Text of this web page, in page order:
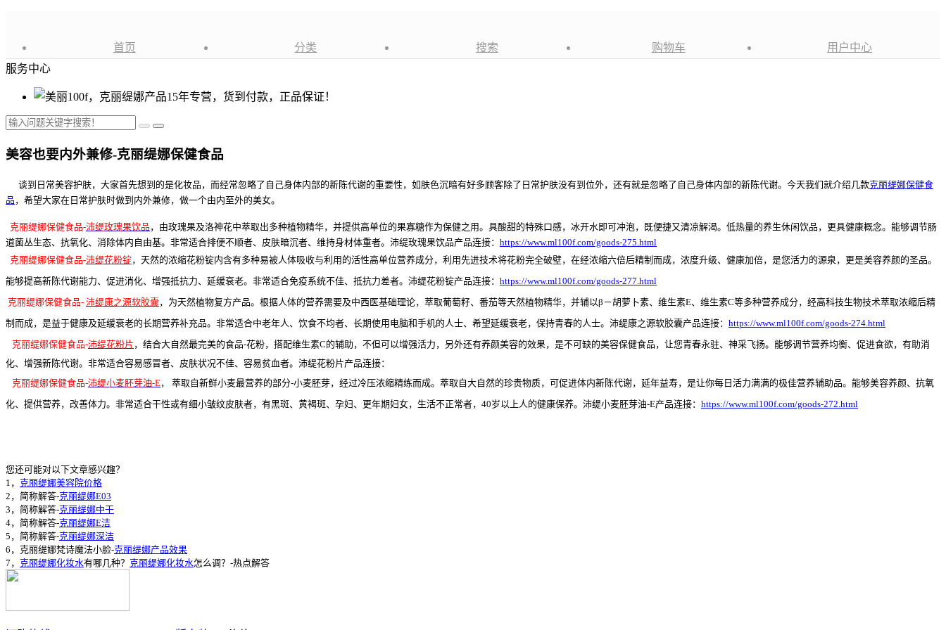
首页 分类 搜索 购物车
用户中心
服务中心
美容也要内外兼修-克丽缇娜保健食品
谈到日常美容护肤，大家首先想到的是化妆品，而经常忽略了自己身体内部的新陈代谢的重要性，如肤色沉暗有好多顾客除了日常护肤没有到位外，还有就是忽略了自己身体内部的新陈代谢。今天我们就介绍几款克丽缇娜保健食
品 ，希望大家在日常护肤时做到内外兼修，做一个由内至外的美女。
克丽缇娜保健食品-沛缇玫瑰果饮品 ， 由玫瑰果及洛神花中萃取出多种植物精华，并提供高单位的果寡糖作为保健之用。具酸甜的特殊口感，冰开水即可冲泡，既便捷又清凉解渴。低热量的养生休闲饮品，更具健康概念。能够调节肠
道菌丛生态、抗氧化、消除体内自由基。非常适合排便不顺者、皮肤暗沉者、维持身材体重者。 沛缇玫瑰果饮品产品连接： https://www.ml100f.com/goods-275.html
克丽缇娜保健食品-沛缇花粉锭，天然的浓缩花粉锭内含有多种易被人体吸收与利用的活性高单位营养成分，利用先进技术将花粉完全破壁，在经浓缩六倍后精制而成，浓度升级、健康加倍，是您活力的源泉，更是美容养颜的圣品。
能够提高新陈代谢能力、促进消化、增强抵抗力、延缓衰老。非常适合免疫系统不佳、抵抗力差者。 沛缇花粉锭产品连接： https://www.ml100f.com/goods-277.html
克丽缇娜保健食品- 沛缇康之源软胶囊，为天然植物复方产品。根据人体的营养需要及中西医基础理论，萃取葡萄籽、番茄等天然植物精华，并辅以β－胡萝卜素、维生素E、维生素C等多种营养成分，经高科技生物技术萃取浓缩后精
制而成，是益于健康及延缓衰老的长期营养补充品。非常适合中老年人、饮食不均者、长期使用电脑和手机的人士、希望延缓衰老，保持青春的人士。 沛缇康之源软胶囊产品连接： https://www.ml100f.com/goods-274.html
克丽缇娜保健食品-沛缇花粉片 ， 结合大自然最完美的食品-花粉，搭配维生素C的辅助，不但可以增强活力，另外还有养颜美容的效果，是不可缺的美容保健食品，让您青春永驻、神采飞扬。能够调节营养均衡、促进食欲，有助消
化、增强新陈代谢。非常适合容易感冒者、皮肤状况不佳、容易贫血者。 沛缇花粉片产品连接：
克丽缇娜保健食品-沛缇小麦胚芽油-E， 萃取自新鲜小麦最营养的部分-小麦胚芽，经过冷压浓缩精练而成。萃取自大自然的珍贵物质，可促进体内新陈代谢，延年益寿，是让你每日活力满满的极佳营养辅助品。能够美容养颜、抗氧
化、提供营养，改善体力。非常适合干性或有细小皱纹皮肤者，有黑斑、黄褐斑、孕妇、更年期妇女，生活不正常者， 40岁以上人的健康保养。 沛缇小麦胚芽油-E产品连接： https://www.ml100f.com/goods-272.html
您还可能对以下文章感兴趣？
1， 克丽缇娜美容院价格
2，简称解答-克丽缇娜E03
3，简称解答-克丽缇娜中干
4，简称解答-克丽缇娜E洁
5，简称解答-克丽缇娜深洁
6，克丽缇娜梵诗魔法小脸-克丽缇娜产品效果
7， 克丽缇娜化妆水有哪几种？ 克丽缇娜化妆水怎么调？-热点解答